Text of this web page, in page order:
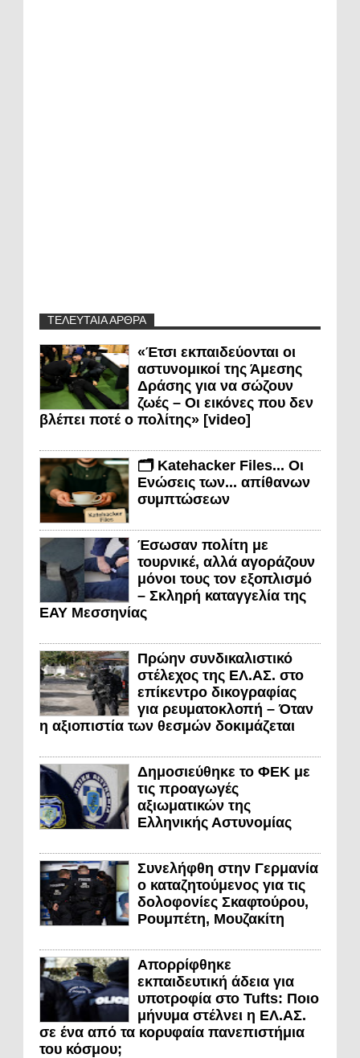
ΤΕΛΕΥΤΑΙΑ ΑΡΘΡΑ
«Έτσι εκπαιδεύονται οι
αστυνομικοί της Άμεσης
Δράσης για να σώζουν
ζωές – Οι εικόνες που δεν
βλέπει ποτέ ο πολίτης» [video]
🗂️ Katehacker Files... Οι
Ενώσεις των... απίθανων
συμπτώσεων
Έσωσαν πολίτη με
τουρνικέ, αλλά αγοράζουν
μόνοι τους τον εξοπλισμό
– Σκληρή καταγγελία της
ΕΑΥ Μεσσηνίας
Πρώην συνδικαλιστικό
στέλεχος της ΕΛ.ΑΣ. στο
επίκεντρο δικογραφίας
για ρευματοκλοπή – Όταν
η αξιοπιστία των θεσμών δοκιμάζεται
Δημοσιεύθηκε το ΦΕΚ με
τις προαγωγές
αξιωματικών της
Ελληνικής Αστυνομίας
Συνελήφθη στην Γερμανία
ο καταζητούμενος για τις
δολοφονίες Σκαφτούρου,
Ρουμπέτη, Μουζακίτη
Απορρίφθηκε
εκπαιδευτική άδεια για
υποτροφία στο Tufts: Ποιο
μήνυμα στέλνει η ΕΛ.ΑΣ.
σε ένα από τα κορυφαία πανεπιστήμια
του κόσμου;